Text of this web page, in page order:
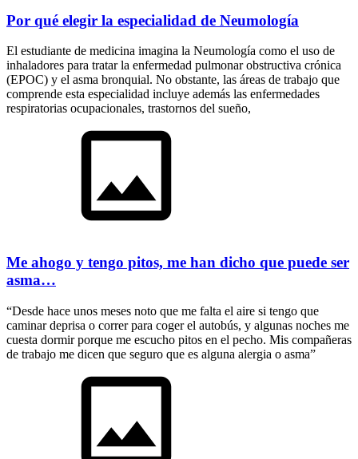
Por qué elegir la especialidad de Neumología
El estudiante de medicina imagina la Neumología como el uso de
inhaladores para tratar la enfermedad pulmonar obstructiva crónica
(EPOC) y el asma bronquial. No obstante, las áreas de trabajo que
comprende esta especialidad incluye además las enfermedades
respiratorias ocupacionales, trastornos del sueño,
Me ahogo y tengo pitos, me han dicho que puede ser
asma…
“Desde hace unos meses noto que me falta el aire si tengo que
caminar deprisa o correr para coger el autobús, y algunas noches me
cuesta dormir porque me escucho pitos en el pecho. Mis compañeras
de trabajo me dicen que seguro que es alguna alergia o asma”